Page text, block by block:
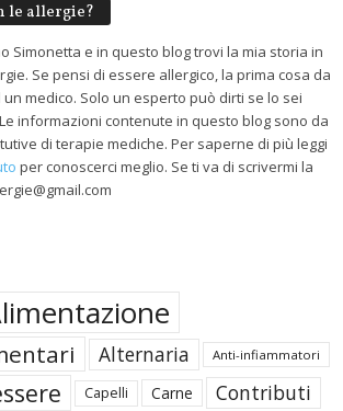
le allergie?
Simonetta e in questo blog trovi la mia storia in
Se pensi di essere allergico, la prima cosa da
medico. Solo un esperto può dirti se lo sei
informazioni contenute in questo blog sono da
di terapie mediche. Per saperne di più leggi
per conoscerci meglio. Se ti va di scrivermi la
Alternaria Anti-infiammatori
Capelli Carne Contributi